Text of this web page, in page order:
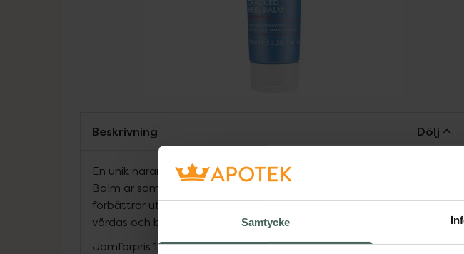
Samtycke
Beskrivning Dölj
En unik närande formula med renande egenskaper. Cracked Heel
Balm är sammansatt av Ingefäraxtrakt och Manuka honung vilket
förbättrar utseendet och känslan på spruckna hälar. Fötterna
vårdas och blir mjuka så att de känns som nya.
Jämförpris 1,39 kr/ml